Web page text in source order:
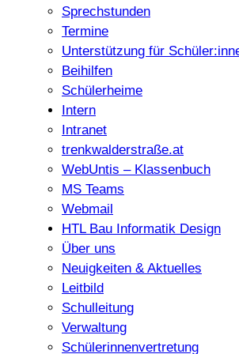
Sprechstunden
Termine
Unterstützung für
Beihilfen
Schülerheime
Intern
Intranet
trenkwalderstraße.at
WebUntis – Klassenbuch
MS Teams
Webmail
HTL Bau Informatik Design
Über uns
Neuigkeiten & Aktuelles
Leitbild
Schulleitung
Verwaltung
Schülerinnenvertretung